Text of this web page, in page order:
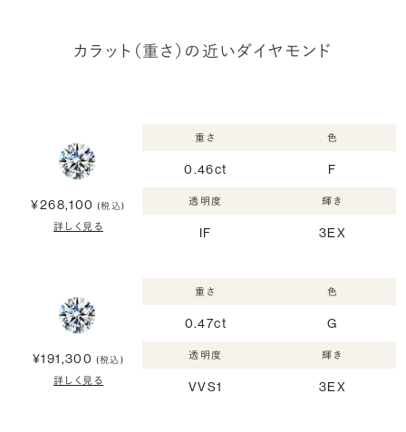
カラット（重さ）の近いダイヤモンド
¥268,100 (税込)
詳しく見る
重さ
0.46ct
色
F
透明度
IF
輝き
3EX
¥191,300 (税込)
詳しく見る
重さ
0.47ct
色
G
透明度
VVS1
輝き
3EX